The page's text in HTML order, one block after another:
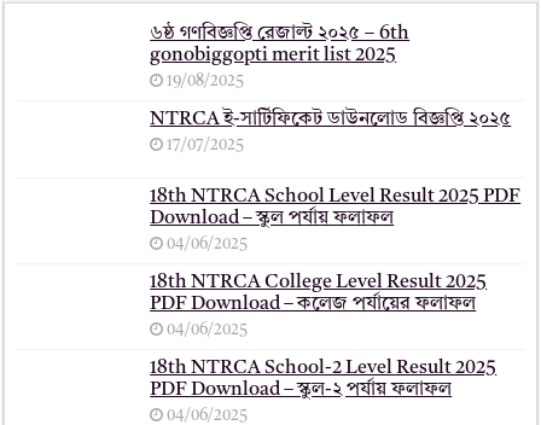
৬ষ্ঠ গণবিজ্ঞপ্তি রেজাল্ট ২০২৫ – 6th
gonobiggopti merit list 2025
19/08/2025
NTRCA ই-সার্টিফিকেট ডাউনলোড বিজ্ঞপ্তি ২০২৫
17/07/2025
18th NTRCA School Level Result 2025 PDF
Download – স্কুল পর্যায় ফলাফল
04/06/2025
18th NTRCA College Level Result 2025
PDF Download – কলেজ পর্যায়ের ফলাফল
04/06/2025
18th NTRCA School-2 Level Result 2025
PDF Download – স্কুল-২ পর্যায় ফলাফল
04/06/2025